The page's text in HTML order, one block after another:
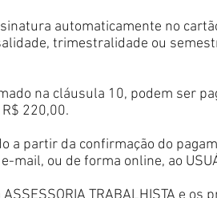
automaticamente no
trimestralidade ou
na cláusula 10, podem ser
220,00.
a partir da confirmação do
ou de forma online, ao